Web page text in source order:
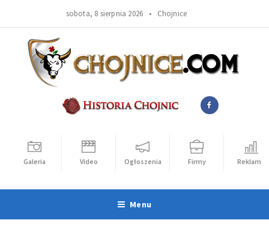
sobota, 8 sierpnia 2026 • Chojnice
Galeria Video Ogłoszenia Firmy Reklama
Menu